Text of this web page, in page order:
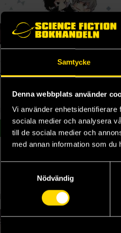
Samtycke
Denna webbplats använder
Vi använder
sociala medier och analysera
till de sociala medier och
med annan information som
Nödvändig
Bungo Stray Dogs: Wan! Vol 2 Bungo Stray Dogs: Wan! Vol 3
179 kr
Längre leveranstid
Beställ